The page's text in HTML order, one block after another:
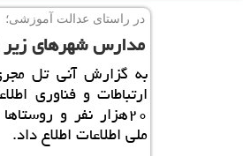
در راستای عدالت آموزشی؛
مدارس شهرهای زیر 20هزار نفر به شبكه ملی اطلاعات متصل می شوند
به گزارش آنی تل
ارتباطات و فناوری
۲۰هزار نفر و
ملی اطلاعات اطلاع داد.